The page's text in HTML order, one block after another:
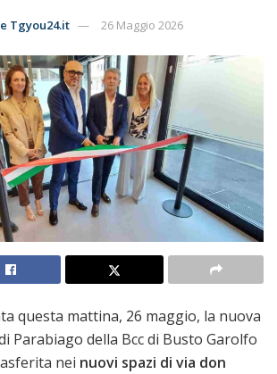
Tgyou24.it 26 Maggio 2026
questa mattina, 26 maggio, la nuova
Parabiago della Bcc di Busto Garolfo
nei nuovi spazi di via don